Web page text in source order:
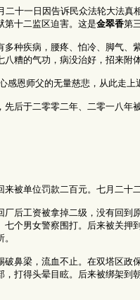
二十一日因告诉民众法轮大法真
第十二监区迫害。这是金翠香第
种疾病，腰疼、怕冷、脚气、
糟的气功，病没治好，招来附
感恩师父的无量慈悲，从此走上
先后于二零零二年、二零一八年
被单位罚款二百元。七月二十
后工资被拿掉二级，没有回到
个男女警察围打。后来被关押
鼻梁，流血不止。在双塔区政
打得头晕目眩。后来被绑架到